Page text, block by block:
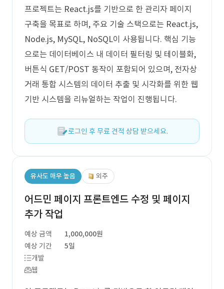
프로젝트는 React.js를 기반으로 한 관리자 페이지
구축을 목표로 하며, 주요 기술 스택으로는 React.js,
Node.js, MySQL, NoSQL이 사용됩니다. 핵심 기능
으로는 데이터베이스 내 데이터 필터링 및 테이블화,
버튼식 GET/POST 동작이 포함되어 있으며, 전자상
거래 통합 시스템의 데이터 추출 및 시각화를 위한 웹
기반 시스템을 리뉴얼하는 작업이 진행됩니다.
로그인 후 무료 견적 상담 받으세요.
유사도 매우 높음 외주
어드민 페이지 프론트엔드 수정 및 페이지
추가 작업
예상 금액
1,000,000원
예상 기간
5일
개발
웹